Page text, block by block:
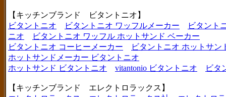
【キッチンブランド ビタントニオ】
ビタントニオ
ビタントニオ ワッフルメーカー
ビタント
ニオ
ビタントニオ ワッフル ホットサンド ベーカー
ビタントニオ コーヒーメーカー
ビタントニオ ホットサン
ホットサンドメーカー ビタントニオ
ホットサンド ビタントニオ
vitantonio ビタントニオ ビタ
【キッチンブランド エレクトロラックス】